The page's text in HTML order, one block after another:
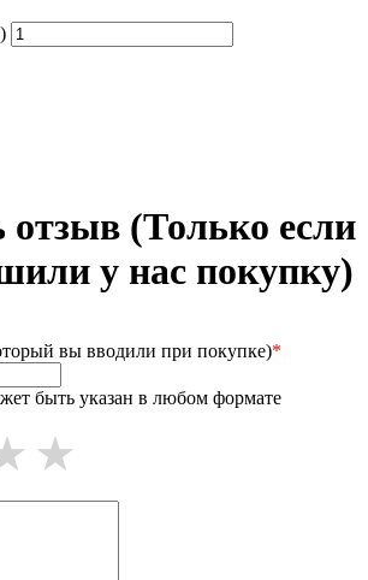
отзыв (Только если
у нас покупку)
вы вводили при покупке)*
быть указан в любом формате